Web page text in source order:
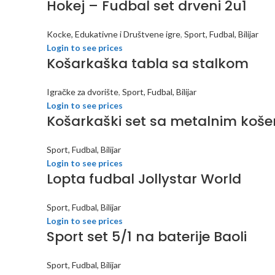
Hokej – Fudbal set drveni 2u1
Kocke, Edukativne i Društvene igre, Sport, Fudbal, Bilijar
Login to see prices
Košarkaška tabla sa stalkom
Igračke za dvorište, Sport, Fudbal, Bilijar
Login to see prices
Košarkaški set sa metalnim
Sport, Fudbal, Bilijar
Login to see prices
Lopta fudbal Jollystar World
Sport, Fudbal, Bilijar
Login to see prices
Sport set 5/1 na baterije Baoli
Sport, Fudbal, Bilijar